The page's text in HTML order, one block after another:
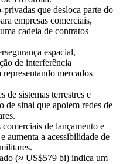
que desloca parte do
empresas comerciais,
cadeia de contratos
espacial,
de interferência
mercados
de sistemas terrestres e
de sinal que apoiem redes de
de lançamento e
aumenta a acessibilidade de
(≈ US$579 bi) indica um